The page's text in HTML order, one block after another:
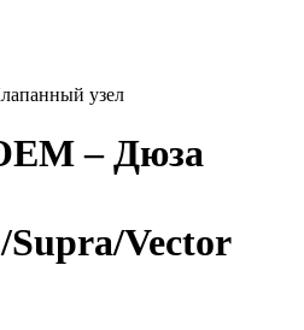
узел
– Дюза
Vector